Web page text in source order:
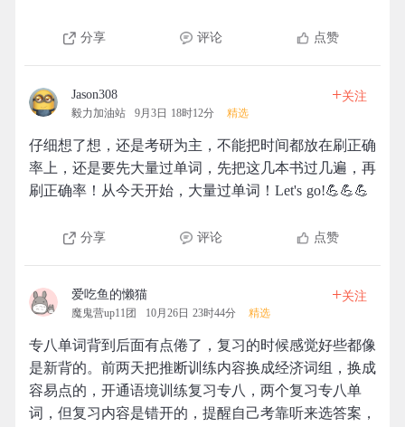
分享 评论 点赞
Jason308
毅力加油站 9月3日 18时12分 精选
+关注
仔细想了想，还是考研为主，不能把时间都放在刷正确
率上，还是要先大量过单词，先把这几本书过几遍，再
刷正确率！从今天开始，大量过单词！Let's go!💪💪💪
分享 评论 点赞
爱吃鱼的懒猫
魔鬼营up11团 10月26日 23时44分 精选
+关注
专八单词背到后面有点倦了，复习的时候感觉好些都像
是新背的。前两天把推断训练内容换成经济词组，换成
容易点的，开通语境训练复习专八，两个复习专八单
词，但复习内容是错开的，提醒自己考靠听来选答案，